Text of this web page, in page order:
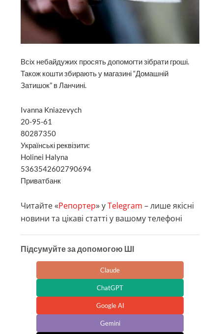
Всіх небайдужих просять допомогти зібрати гроші.
Також кошти збирають у магазині “Домашній
Затишок” в Ланчині.
Ivanna Kniazevych
20-95-61
80287350
Українські реквізити:
Holinei Halyna
5363542602790694
Приватбанк
Читайте «Репортер» уTelegram – лише якісні
новини та цікаві статті у вашому телефоні
Підсумуйте за допомогою ШІ
Claude
ChatGPT
Google AI
Gemini